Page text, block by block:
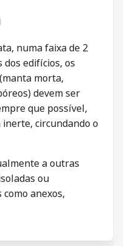
numa faixa de 2
edifícios, os
morta,
devem ser
que possível,
circundando o
a outras
ou
anexos,